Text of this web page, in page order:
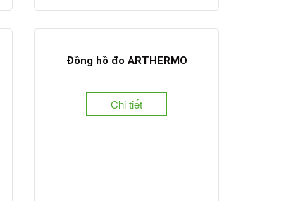
Đồng hồ đo ARTHERMO
Chi tiết